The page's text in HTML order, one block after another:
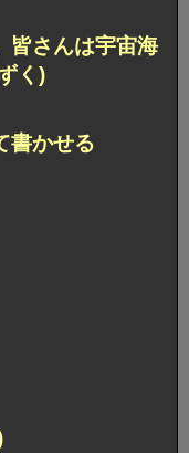
皆さんは宇宙海
く)
書かせる